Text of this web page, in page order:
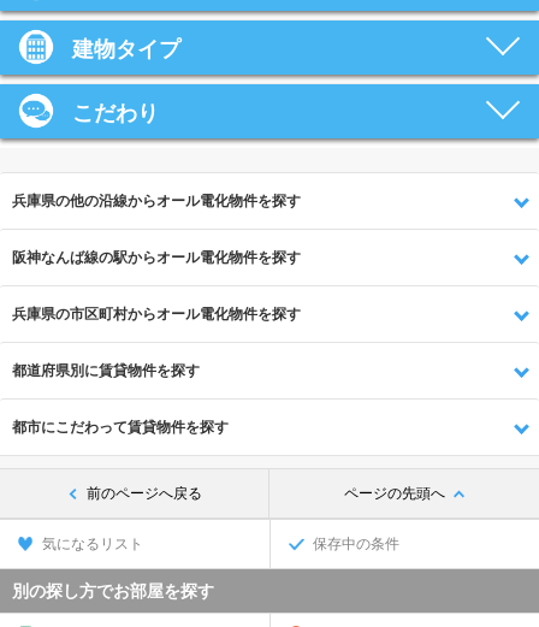
建物タイプ
こだわり
兵庫県の他の沿線からオール電化物件を探す
阪神なんば線の駅からオール電化物件を探す
兵庫県の市区町村からオール電化物件を探す
都道府県別に賃貸物件を探す
都市にこだわって賃貸物件を探す
前のページへ戻る ページの先頭へ
気になるリスト 保存中の条件
別の探し方でお部屋を探す